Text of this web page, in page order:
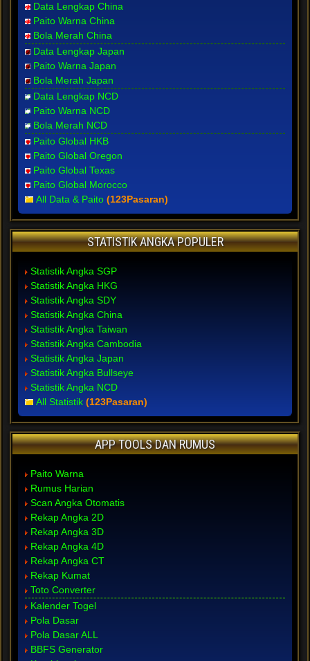
Data Lengkap China
Paito Warna China
Bola Merah China
Data Lengkap Japan
Paito Warna Japan
Bola Merah Japan
Data Lengkap NCD
Paito Warna NCD
Bola Merah NCD
Paito Global HKB
Paito Global Oregon
Paito Global Texas
Paito Global Morocco
All Data & Paito (123Pasaran)
STATISTIK ANGKA POPULER
Statistik Angka SGP
Statistik Angka HKG
Statistik Angka SDY
Statistik Angka China
Statistik Angka Taiwan
Statistik Angka Cambodia
Statistik Angka Japan
Statistik Angka Bullseye
Statistik Angka NCD
All Statistik (123Pasaran)
APP TOOLS DAN RUMUS
Paito Warna
Rumus Harian
Scan Angka Otomatis
Rekap Angka 2D
Rekap Angka 3D
Rekap Angka 4D
Rekap Angka CT
Rekap Kumat
Toto Converter
Kalender Togel
Pola Dasar
Pola Dasar ALL
BBFS Generator